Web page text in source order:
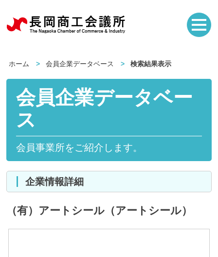
ホーム 会員企業データベース 検索結果表示
会員企業データベー
ス
会員事業所をご紹介します。
企業情報詳細
（有）アートシール（アートシール）